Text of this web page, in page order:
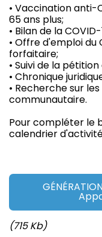
• Vaccination anti-
65 ans plus;
• Bilan de la COVID-
• Offre d'emploi
forfaitaire;
• Suivi de la
• Chronique
• Recherche sur
communautaire.
Pour compléter le
calendrier
(715 Kb)